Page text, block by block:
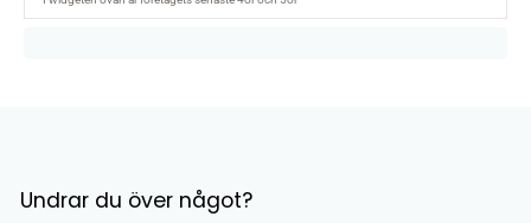
Undrar du över något?